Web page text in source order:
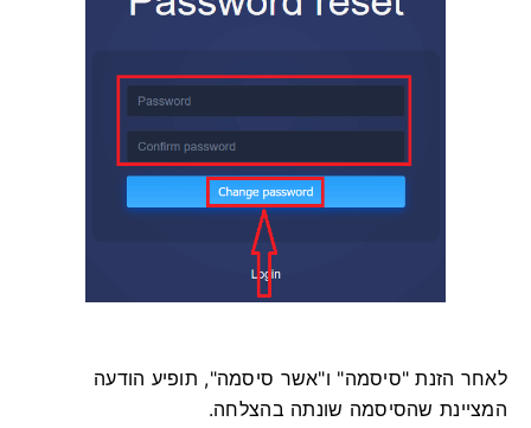
לאחר הזנת "סיסמה" ו"אשר סיסמה", תופיע הודעה
המציינת שהסיסמה שונתה בהצלחה.